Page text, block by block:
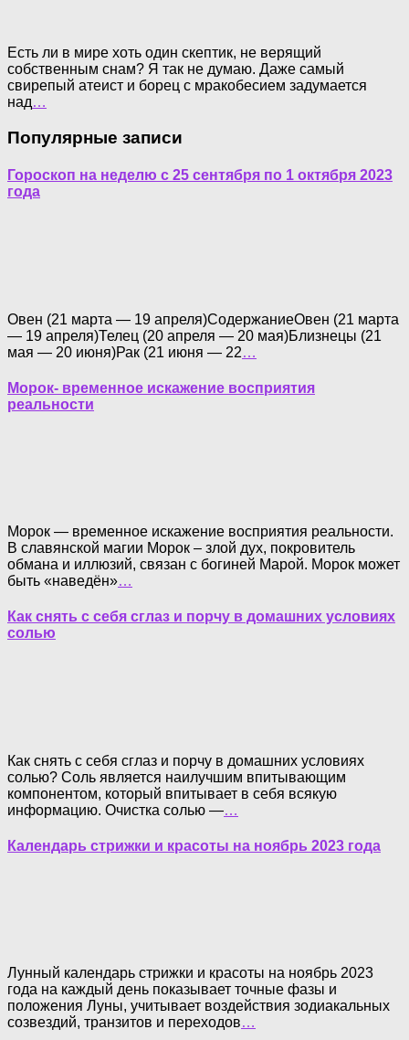
Есть ли в мире хоть один скептик, не верящий
собственным снам? Я так не думаю. Даже самый
свирепый атеист и борец с мракобесием задумается
над…
Популярные записи
Гороскоп на неделю с 25 сентября по 1 октября 2023
года
Овен (21 марта — 19 апреля)СодержаниеОвен (21 марта
— 19 апреля)Телец (20 апреля — 20 мая)Близнецы (21
мая — 20 июня)Рак (21 июня — 22…
Морок- временное искажение восприятия
реальности
Морок — временное искажение восприятия реальности.
В славянской магии Морок – злой дух, покровитель
обмана и иллюзий, связан с богиней Марой. Морок может
быть «наведён»…
Как снять с себя сглаз и порчу в домашних условиях
солью
Как снять с себя сглаз и порчу в домашних условиях
солью? Соль является наилучшим впитывающим
компонентом, который впитывает в себя всякую
информацию. Очистка солью —…
Календарь стрижки и красоты на ноябрь 2023 года
Лунный календарь стрижки и красоты на ноябрь 2023
года на каждый день показывает точные фазы и
положения Луны, учитывает воздействия зодиакальных
созвездий, транзитов и переходов…